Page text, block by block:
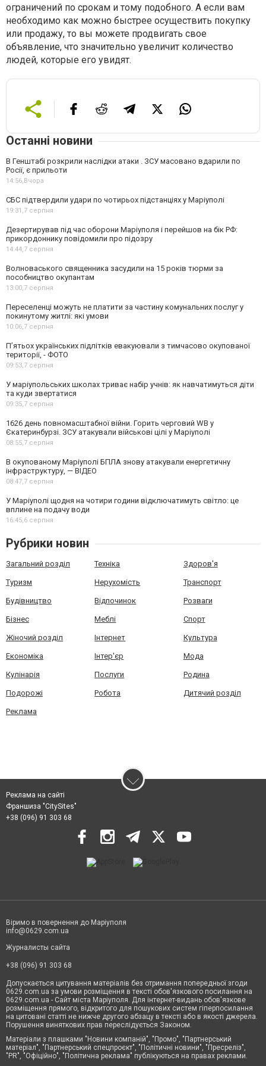
ограничений по срокам и тому подобного. А если вам
необходимо как можно быстрее осуществить покупку
или продажу, то вы можете продвигать свое
объявление, что значительно увеличит количество
людей, которые его увидят.
Останні новини
В Генштабі розкрили наслідки атаки . ЗСУ масовано вдарили по
Росії, є прильоти
14:56,Вчора
СБС підтвердили удари по чотирьох підстанціях у Маріуполі
19:31,7 серпня
Дезертирував під час оборони Маріуполя і перейшов на бік РФ:
прикордоннику повідомили про підозру
14:44,7 серпня
Волноваського священника засудили на 15 років тюрми за
пособництво окупантам
13:00,7 серпня
Переселенці можуть не платити за частину комунальних послуг у
покинутому житлі: які умови
10:06,7 серпня
П’ятьох українських підлітків евакуювали з тимчасово окупованої
території, - ФОТО
09:53,7 серпня
У маріупольських школах триває набір учнів: як навчатимуться діти
та куди звертатися
09:35,7 серпня
1626 день повномасштабної війни. Горить черговий WB у
Єкатеринбурзі. ЗСУ атакували військові цілі у Маріуполі
08:55,7 серпня
В окупованому Маріуполі БПЛА знову атакували енергетичну
інфраструктуру, — ВІДЕО
08:47,7 серпня
У Маріуполі щодня на чотири години відключатимуть світло: це
вплине на подачу води
16:45,6 серпня
Рубрики новин
Загальний розділ Техніка Здоров'я
Туризм Нерухомість Транспорт
Будівництво Відпочинок Розваги
Бізнес Меблі Спорт
Жіночий розділ Інтернет Культура
Економіка Інтер'єр Мода
Кулінарія Послуги Родина
Подорожі Робота Дитячий розділ
Реклама
Реклама на сайті
Франшиза "CitySites"
+38 (096) 91 303 68
Віримо в повернення до Маріуполя
info@0629.com.ua
Журналисты сайта
+38 (096) 91 303 68
Допускається цитування матеріалів без отримання попередньої згоди
0629.com.ua за умови розміщення в тексті обов'язкового посилання на
0629.com.ua - Сайт міста Маріуполя. Для інтернет-видань обов'язкове
розміщення прямого, відкритого для пошукових систем гіперпосилання
на цитовані статті не нижче другого абзацу в тексті або в якості джерела.
Порушення виняткових прав переслідується Законом.
Матеріали з плашками "Новини компаній", "Промо", "Партнерський
матеріал", "Партнерський спецпроєкт", "Політичні новини", "Пресреліз",
"PR", "Офіційно", "Політична реклама" публікуються на правах реклами.